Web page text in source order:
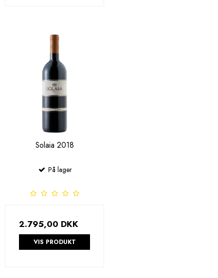
Solaia 2018
På lager
2.795,00 DKK
VIS PRODUKT